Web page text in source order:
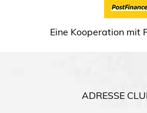
Eine Kooperation mit
ADRESSE